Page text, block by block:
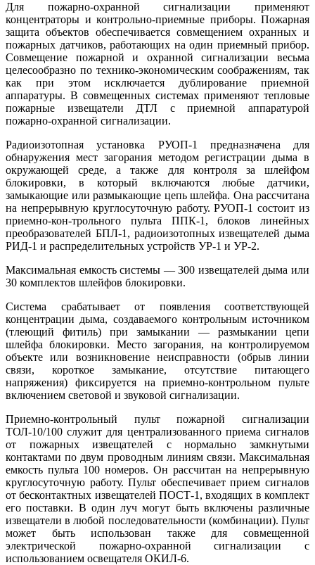
Для пожарно-охранной сигнализации применяют
концентраторы и контрольно-приемные приборы. Пожарная
защита объектов обеспечивается совмещением охранных и
пожарных датчиков, работающих на один приемный прибор.
Совмещение пожарной и охранной сигнализации весьма
целесообразно по технико-экономическим соображениям, так
как при этом исключается дублирование приемной
аппаратуры. В совмещенных системах применяют тепловые
пожарные извещатели ДТЛ с приемной аппаратурой
пожарно-охранной сигнализации.
Радиоизотопная установка РУОП-1 предназначена для
обнаружения мест загорания методом регистрации дыма в
окружающей среде, а также для контроля за шлейфом
блокировки, в который включаются любые датчики,
замыкающие или размыкающие цепь шлейфа. Она рассчитана
на непрерывную круглосуточную работу. РУОП-1 состоит из
приемно-кон-трольного пульта ППК-1, блоков линейных
преобразователей БПЛ-1, радиоизотопных извещателей дыма
РИД-1 и распределительных устройств УР-1 и УР-2.
Максимальная емкость системы — 300 извещателей дыма или
30 комплектов шлейфов блокировки.
Система срабатывает от появления соответствующей
концентрации дыма, создаваемого контрольным источником
(тлеющий фитиль) при замыкании — размыкании цепи
шлейфа блокировки. Место загорания, на контролируемом
объекте или возникновение неисправности (обрыв линии
связи, короткое замыкание, отсутствие питающего
напряжения) фиксируется на приемно-контрольном пульте
включением световой и звуковой сигнализации.
Приемно-контрольный пульт пожарной сигнализации
ТОЛ-10/100 служит для централизованного приема сигналов
от пожарных извещателей с нормально замкнутыми
контактами по двум проводным линиям связи. Максимальная
емкость пульта 100 номеров. Он рассчитан на непрерывную
круглосуточную работу. Пульт обеспечивает прием сигналов
от бесконтактных извещателей ПОСТ-1, входящих в комплект
его поставки. В один луч могут быть включены различные
извещатели в любой последовательности (комбинации). Пульт
может быть использован также для совмещенной
электрической пожарно-охранной сигнализации с
использованием освещателя ОКИЛ-6.